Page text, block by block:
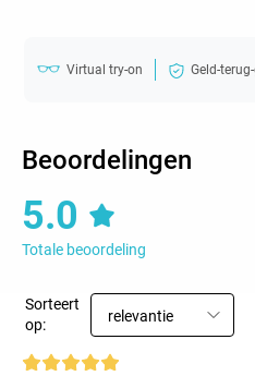
Virtual try-on Geld-
Beoordelingen
5.0
Totale beoordeling
Sorteert
op:
relevantie